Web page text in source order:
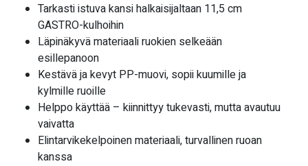
Tarkasti istuva kansi halkaisijaltaan 11,5 cm
GASTRO-kulhoihin
Läpinäkyvä materiaali ruokien selkeään
esillepanoon
Kestävä ja kevyt PP-muovi, sopii kuumille ja
kylmille ruoille
Helppo käyttää – kiinnittyy tukevasti, mutta avautuu
vaivatta
Elintarvikekelpoinen materiaali, turvallinen ruoan
kanssa